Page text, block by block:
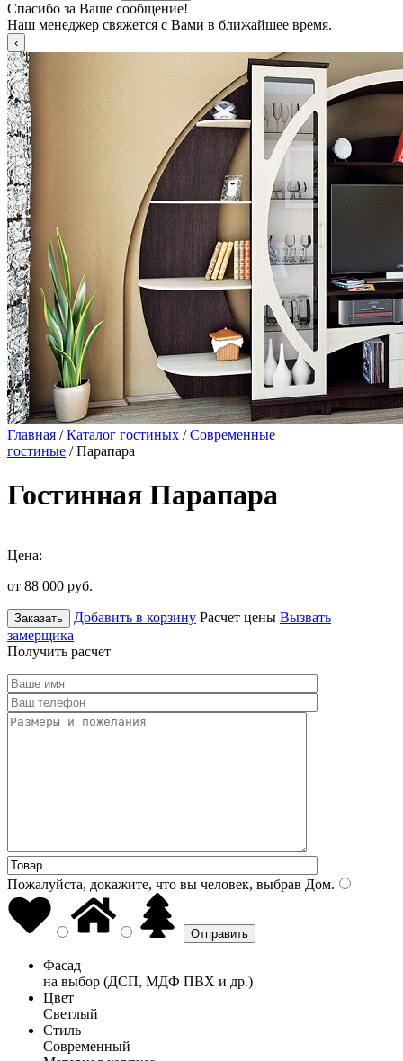
Спасибо за Ваше сообщение!
Наш менеджер свяжется с Вами в ближайшее время.
Главная /Каталог гостиных /Современные
гостиные / Парапара
Гостинная Парапара
Цена:
от 88 000 руб.
Заказать Добавить в корзину Расчет цены Вызвать
замерщика
Получить расчет
Пожалуйста, докажите, что вы человек, выбрав Дом.
Фасад
на выбор (ДСП, МДФ ПВХ и др.)
Цвет
Светлый
Стиль
Современный